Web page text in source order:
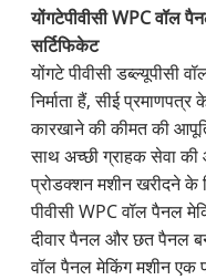
योंगटेपीवीसी WPC वॉल
सर्टिफिकेट
योंगटे पीवीसी डब्ल्यूपीसी
निर्माता हैं, सीई
कारखाने की कीमत की
साथ अच्छी ग्राहक सेवा
प्रोडक्शन मशीन खरीदने के
पीवीसी WPC वॉल पैनल
दीवार पैनल और छत पैनल
वॉल पैनल मेकिंग मशीन एक